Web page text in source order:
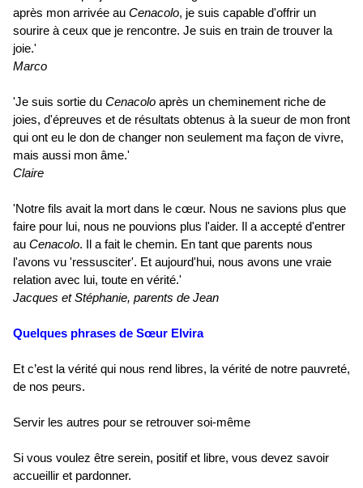
après mon arrivée au Cenacolo, je suis capable d'offrir un
sourire à ceux que je rencontre. Je suis en train de trouver la
joie.'
Marco
'Je suis sortie du Cenacolo après un cheminement riche de
joies, d'épreuves et de résultats obtenus à la sueur de mon front
qui ont eu le don de changer non seulement ma façon de vivre,
mais aussi mon âme.'
Claire
'Notre fils avait la mort dans le cœur. Nous ne savions plus que
faire pour lui, nous ne pouvions plus l'aider. Il a accepté d'entrer
au Cenacolo. Il a fait le chemin. En tant que parents nous
l'avons vu 'ressusciter'. Et aujourd'hui, nous avons une vraie
relation avec lui, toute en vérité.'
Jacques et Stéphanie, parents de Jean
Quelques phrases de Sœur Elvira
Et c’est la vérité qui nous rend libres, la vérité de notre pauvreté,
de nos peurs.
Servir les autres pour se retrouver soi-même
Si vous voulez être serein, positif et libre, vous devez savoir
accueillir et pardonner.